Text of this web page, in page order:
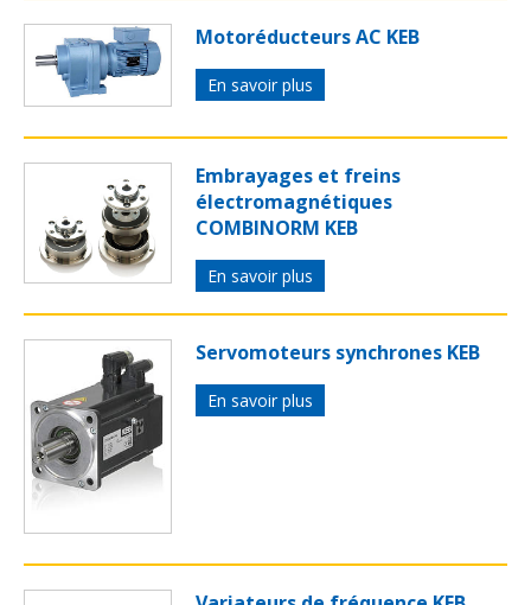
Motoréducteurs AC KEB
En savoir plus
Embrayages et freins
électromagnétiques
COMBINORM KEB
En savoir plus
Servomoteurs synchrones KEB
En savoir plus